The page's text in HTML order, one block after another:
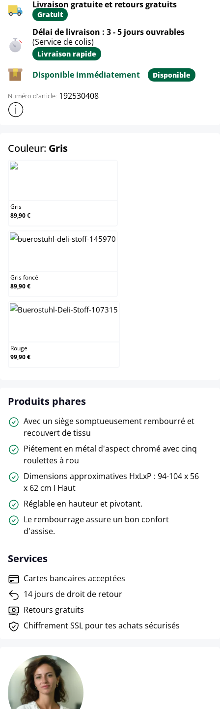
Livraison gratuite et retours gratuits
Gratuit
Délai de livraison : 3 - 5 jours ouvrables
(Service de colis)
Livraison rapide
Disponible immédiatement Disponible
Numéro d'article: 192530408
Afficher plus d'informations sur le produit
Couleur: Grisselect
Gris
89,90 €
Gris foncé
89,90 €
Rouge
99,90 €
Produits phares
Avec un siège somptueusement rembourré et
recouvert de tissu
Piétement en métal d'aspect chromé avec cinq
roulettes à rou
Dimensions approximatives HxLxP : 94-104 x 56
x 62 cm I Haut
Réglable en hauteur et pivotant.
Le rembourrage assure un bon confort
d'assise.
Services
Cartes bancaires acceptées
14 jours de droit de retour
Retours gratuits
Chiffrement SSL pour tes achats sécurisés